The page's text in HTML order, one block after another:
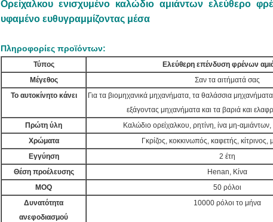
Ορείχαλκου ενισχυμένο καλώδιο αμιάντων ελεύθερο
υφαμένο ευθυγραμμίζοντας μέσα
Πληροφορίες προϊόντων:
Τύπος
Ελεύθερη επένδυση φρένων
Μέγεθος
Σαν τα αιτήματά σας
Το αυτοκίνητο κάνει
Για τα βιομηχανικά μηχανήματα, τα θαλάσσια
εξάγοντας μηχανήματα και τα βαριά και
Πρώτη ύλη
Καλώδιο ορείχαλκου, ρητίνη, ίνα μη-αμιάντων,
Χρώματα
Γκρίζος, κοκκινωπός, καφετής,
Εγγύηση
2 έτη
Θέση προέλευσης
Henan, Κίνα
MOQ
50 ρόλοι
Δυνατότητα
ανεφοδιασμού
10000 ρόλοι το μήνα